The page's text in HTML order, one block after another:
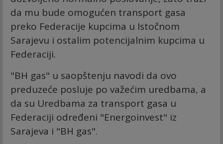
da mu bude omogućen transport gasa
preko Federacije kupcima u Istočnom
Sarajevu i ostalim potencijalnim kupcima u
Federaciji.
"BH gas" u saopštenju navodi da ovo
preduzeće posluje po važećim uredbama, a
da su Uredbama za transport gasa u
Federaciji određeni "Energoinvest" iz
Sarajeva i "BH gas".